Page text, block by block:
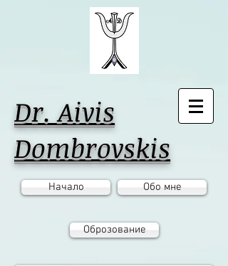
Dr. Aivis
Dombrovskis
Начало Обо мне
Оброзование